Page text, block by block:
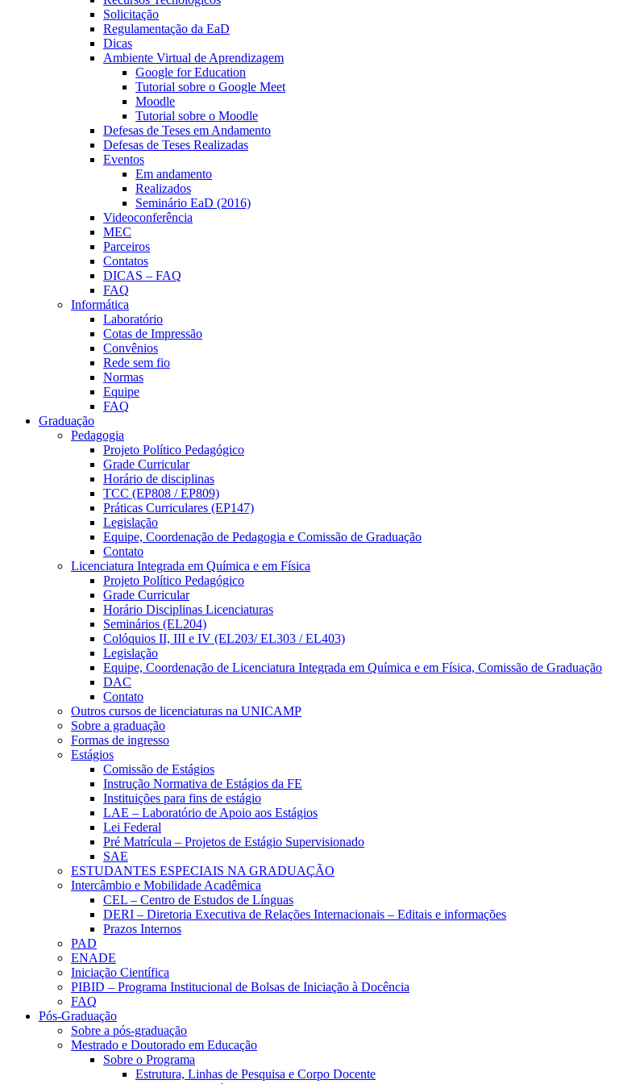
Solicitação
Regulamentação da EaD
Dicas
Ambiente Virtual de Aprendizagem
Google for Education
Tutorial sobre o Google Meet
Moodle
Tutorial sobre o Moodle
Defesas de Teses em Andamento
Defesas de Teses Realizadas
Eventos
Em andamento
Realizados
Seminário EaD (2016)
Videoconferência
MEC
Parceiros
Contatos
DICAS – FAQ
FAQ
Informática
Laboratório
Cotas de Impressão
Convênios
Rede sem fio
Normas
Equipe
FAQ
Graduação
Pedagogia
Projeto Político Pedagógico
Grade Curricular
Horário de disciplinas
TCC (EP808 / EP809)
Práticas Curriculares (EP147)
Legislação
Equipe, Coordenação de Pedagogia e Comissão de Graduação
Contato
Licenciatura Integrada em Química e em Física
Projeto Político Pedagógico
Grade Curricular
Horário Disciplinas Licenciaturas
Seminários (EL204)
Colóquios II, III e IV (EL203/ EL303 / EL403)
Legislação
Equipe, Coordenação de Licenciatura Integrada em Química e em Física, Comissão de Graduação
DAC
Contato
Outros cursos de licenciaturas na UNICAMP
Sobre a graduação
Formas de ingresso
Estágios
Comissão de Estágios
Instrução Normativa de Estágios da FE
Instituições para fins de estágio
LAE – Laboratório de Apoio aos Estágios
Lei Federal
Pré Matrícula – Projetos de Estágio Supervisionado
SAE
ESTUDANTES ESPECIAIS NA GRADUAÇÃO
Intercâmbio e Mobilidade Acadêmica
CEL – Centro de Estudos de Línguas
DERI – Diretoria Executiva de Relações Internacionais – Editais e informações
Prazos Internos
PAD
ENADE
Iniciação Científica
PIBID – Programa Institucional de Bolsas de Iniciação à Docência
FAQ
Pós-Graduação
Sobre a pós-graduação
Mestrado e Doutorado em Educação
Sobre o Programa
Estrutura, Linhas de Pesquisa e Corpo Docente